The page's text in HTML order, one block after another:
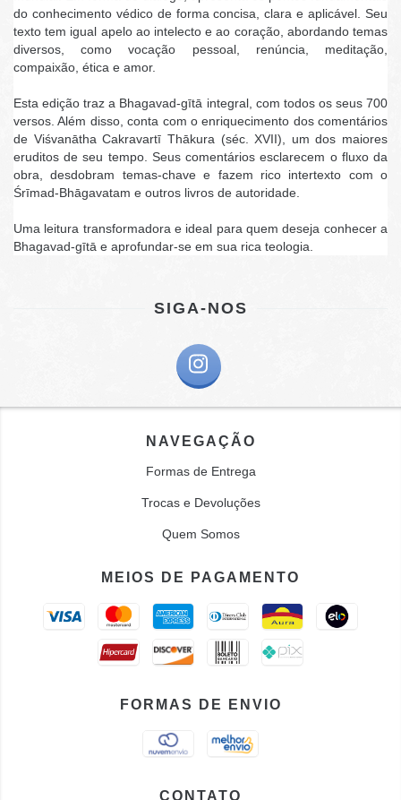
do conhecimento védico de forma concisa, clara e aplicável. Seu
texto tem igual apelo ao intelecto e ao coração, abordando temas
diversos, como vocação pessoal, renúncia, meditação,
compaixão, ética e amor.
Esta edição traz a Bhagavad-gītā integral, com todos os seus 700
versos. Além disso, conta com o enriquecimento dos comentários
de Viśvanātha Cakravartī Thākura (séc. XVII), um dos maiores
eruditos de seu tempo. Seus comentários esclarecem o fluxo da
obra, desdobram temas-chave e fazem rico intertexto com o
Śrīmad-Bhāgavatam e outros livros de autoridade.
Uma leitura transformadora e ideal para quem deseja conhecer a
Bhagavad-gītā e aprofundar-se em sua rica teologia.
SIGA-NOS
NAVEGAÇÃO
Formas de Entrega
Trocas e Devoluções
Quem Somos
MEIOS DE PAGAMENTO
FORMAS DE ENVIO
CONTATO